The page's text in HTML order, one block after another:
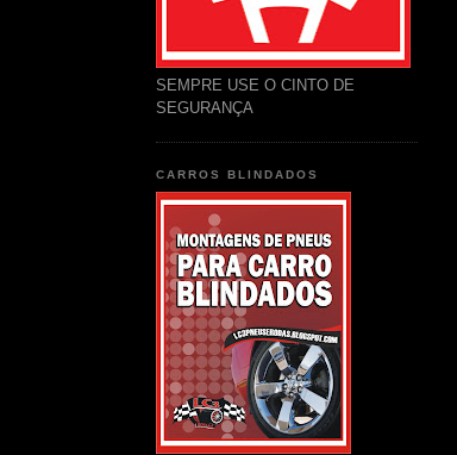
SEMPRE USE O CINTO DE
SEGURANÇA
CARROS BLINDADOS